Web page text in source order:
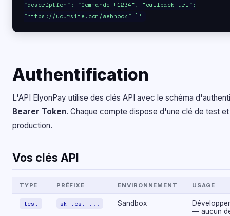
"description": "Commande #1234", "callback_url":
"https://yoursite.com/webhook" }'
Authentification
L'API ElyonPay utilise des clés API avec le schéma
Bearer Token. Chaque compte dispose d'une clé de test
production.
Vos clés API
TYPE PRÉFIXE ENVIRONNEMENT USAGE
test sk_test_... Sandbox
— aucun